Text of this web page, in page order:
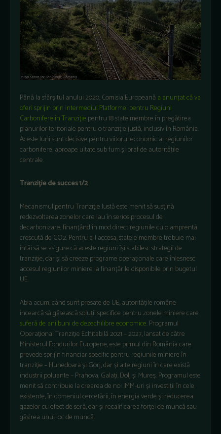
Până la sfârşitul anului 2020, Comisia Europeană a anunțat că va
oferi sprijin prin intermediul Platformei pentru Regiuni
Carbonifere în Tranziție pentru 18 state membre în pregătirea
planurilor teritoriale pentru o tranziţie justă, inclusiv în România.
Aceste luni sunt decisive pentru viitorul economic al regiunilor
carbonifere, aproape uitate sub fum și praf de autoritățile
centrale.
Tranziție de succes 1/2
Mecanismul pentru Tranziție Justă este menit să susțină
redezvoltarea zonelor care iau în serios procesul de
decarbonizare, finanțând în mod direct regiunile cu o amprentă
crescută de CO2. Pentru a-l accesa, statele membre trebuie mai
întâi să se asigure că aceste regiuni își stabilesc strategii de
tranziție, dar și să creeze programe operaționale care înlesnesc
accesul regiunilor miniere la finanțările disponibile prin bugetul
UE.
Abia acum, când sunt presate de UE, autoritățile române
încearcă să găsească soluții specifice pentru zonele miniere care
suferă de ani buni de dezechilibre economice. Programul
Operațional Tranziție Echitabilă 2021 – 2027, lansat de către
Ministerul Fondurilor Europene, este primul din România care
prevede sprijin financiar specific pentru regiunile miniere în
tranziție – Hunedoara și Gorj, dar și alte regiuni în care există
industrii poluante – Prahova, Galați, Dolj și Mureș. Programul este
menit să contribuie la crearea de noi IMM-uri și investiții în cele
existente, în domeniul cercetării, în energia verde și reducerea
gazelor cu efect de seră, dar și recalificarea forței de muncă sau
găsirea unui loc de muncă.